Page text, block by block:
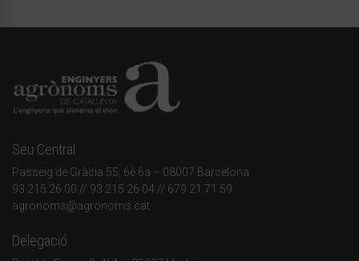
Seu Central
Passeig de Gràcia 55, 6è 6a – 08007 Barcelona
93 215 26 00 // 93 215 26 04 // 679 21 71 59
agronoms@agronoms.cat
Delegació